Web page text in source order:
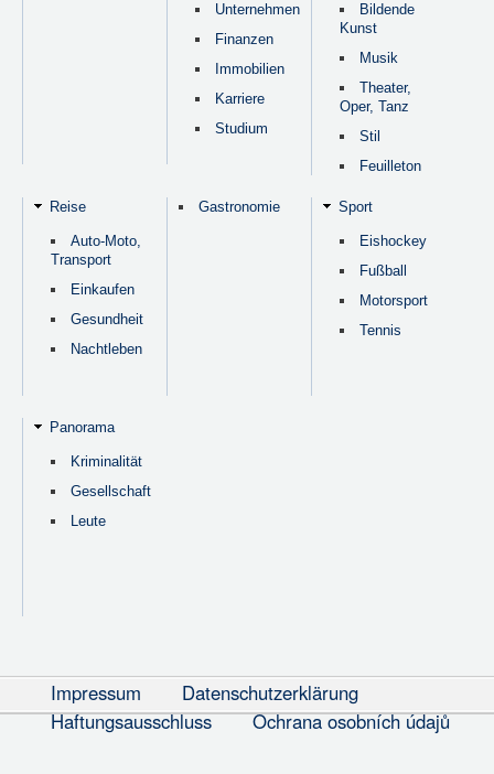
Unternehmen
Finanzen
Immobilien
Karriere
Studium
Bildende
Kunst
Musik
Theater,
Oper, Tanz
Stil
Feuilleton
Reise
Auto-Moto,
Transport
Einkaufen
Gesundheit
Nachtleben
Gastronomie Sport
Eishockey
Fußball
Motorsport
Tennis
Panorama
Kriminalität
Gesellschaft
Leute
Impressum
Datenschutzerklärung
Haftungsausschluss
Ochrana osobních údajů